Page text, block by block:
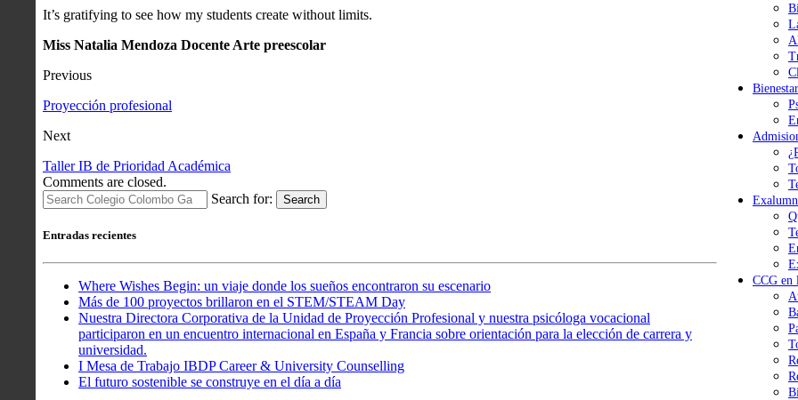
Bienestar
CCG en
It’s gratifying to see how my students create without limits.
Miss Natalia Mendoza Docente Arte preescolar
Previous
Proyección profesional
Next
Taller IB de Prioridad Académica
Comments are closed.
Search for:
Search
Entradas recientes
Where Wishes Begin: un viaje donde los sueños encontraron su escenario
Más de 100 proyectos brillaron en el STEM/STEAM Day
Nuestra Directora Corporativa de la Unidad de Proyección Profesional y nuestra psicóloga vocacional
participaron en un encuentro internacional en España y Francia sobre orientación para la elección de carrera y
universidad.
I Mesa de Trabajo IBDP Career & University Counselling
El futuro sostenible se construye en el día a día